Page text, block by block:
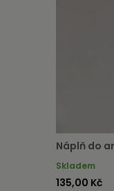
Náplň do
Skladem
135,00 Kč